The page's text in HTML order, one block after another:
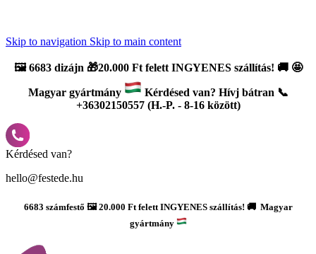
Skip to navigation Skip to main content
🖼️6683 dizájn 🎁20.000 Ft felett INGYENES szállítás! 🚚 🤩
Magyar gyártmány
Kérdésed van? Hívj bátran 📞
+36302150557 (H.-P. - 8-16 között)
Kérdésed van?
hello@festede.hu
6683 számfestő 🖼️ 20.000 Ft felett INGYENES szállítás! 🚚 Magyar
gyártmány